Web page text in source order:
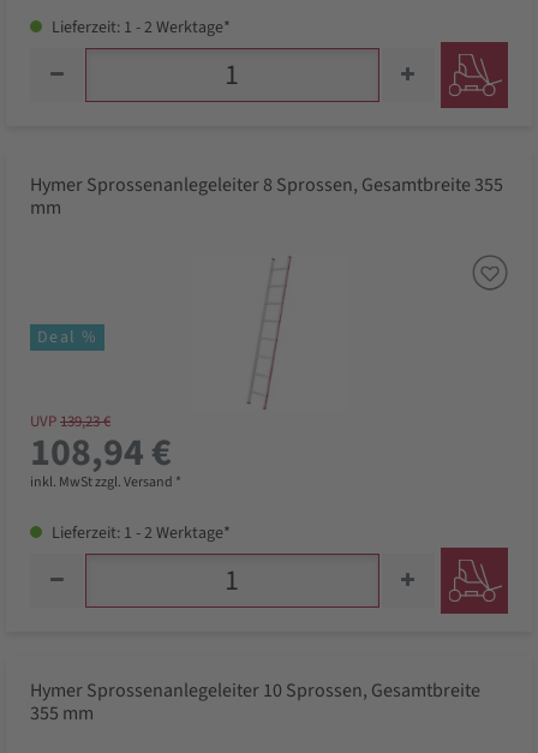
Lieferzeit: 1 - 2 Werktage*
Hymer Sprossenanlegeleiter 8 Sprossen, Gesamtbreite 355
mm
Deal %
UVP139,23 €
108,94 €
inkl. MwSt zzgl. Versand *
Lieferzeit: 1 - 2 Werktage*
Hymer Sprossenanlegeleiter 10 Sprossen, Gesamtbreite
355 mm